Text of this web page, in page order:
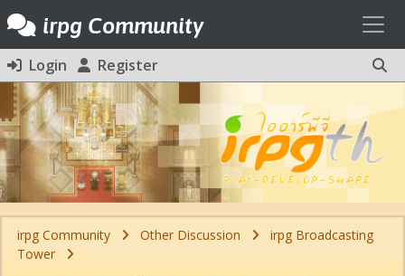
irpg Community
Login Register
irpg Community Other Discussion
irpg Broadcasting
Tower